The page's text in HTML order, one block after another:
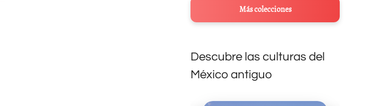
Más colecciones
Descubre las culturas del
México antiguo